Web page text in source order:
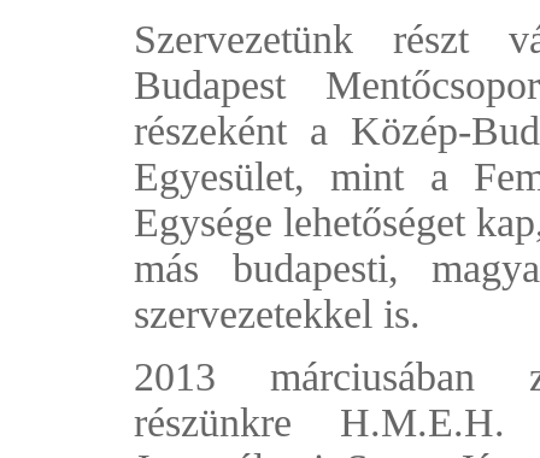
Szervezetünk részt
Budapest
részeként a Közép-
Egyesület, mint a
Egysége lehetőséget
más budapesti,
szervezetekkel is.
2013 márciusában
részünkre